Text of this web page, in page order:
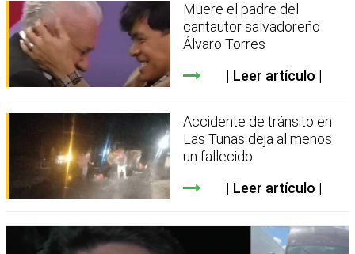
Muere el padre del
cantautor salvadoreño
Álvaro Torres
Leer artículo
Accidente de tránsito en
Las Tunas deja al menos
un fallecido
Leer artículo